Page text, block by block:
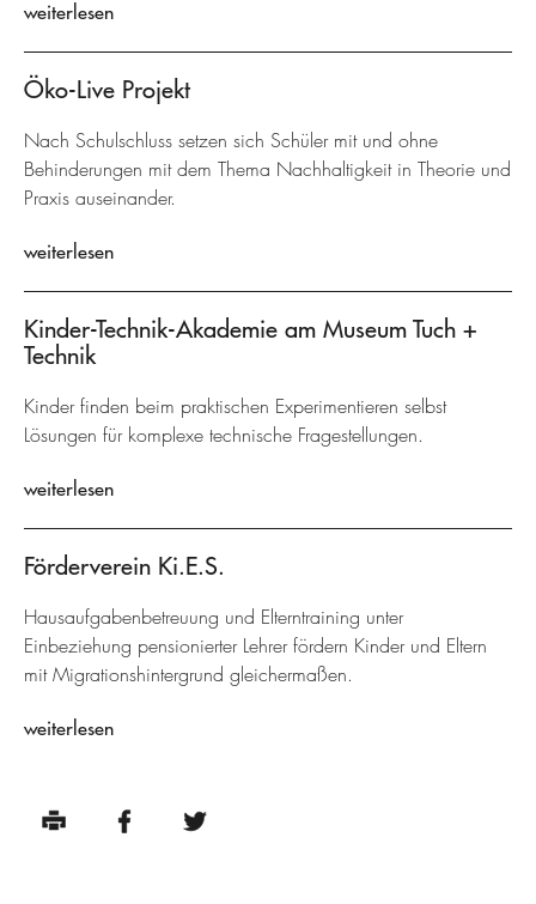
weiterlesen
Öko-Live Projekt
Nach Schulschluss setzen sich Schüler mit und ohne
Behinderungen mit dem Thema Nachhaltigkeit in Theorie und
Praxis auseinander.
weiterlesen
Kinder-Technik-Akademie am Museum Tuch +
Technik
Kinder finden beim praktischen Experimentieren selbst
Lösungen für komplexe technische Fragestellungen.
weiterlesen
Förderverein Ki.E.S.
Hausaufgabenbetreuung und Elterntraining unter
Einbeziehung pensionierter Lehrer fördern Kinder und Eltern
mit Migrationshintergrund gleichermaßen.
weiterlesen